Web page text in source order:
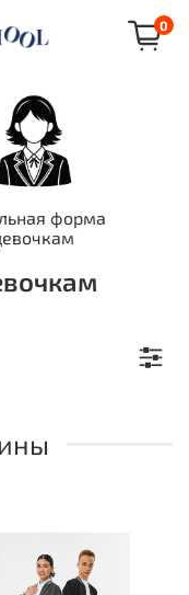
0
форма